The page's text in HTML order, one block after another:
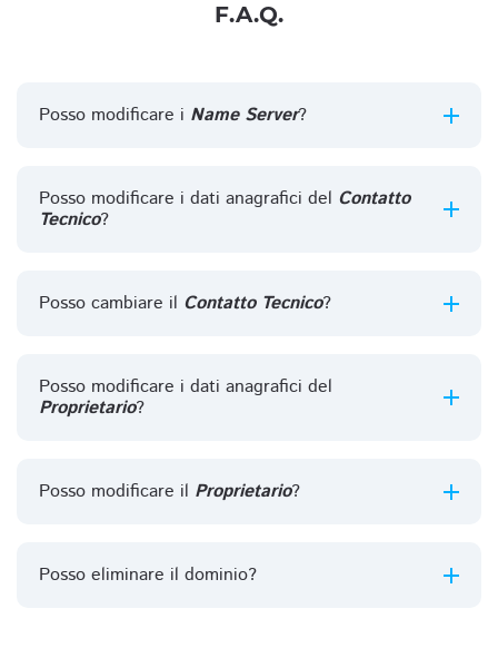
F.A.Q.
Posso modificare i Name Server?
Posso modificare i dati anagrafici del Contatto
Tecnico?
Posso cambiare il Contatto Tecnico?
Posso modificare i dati anagrafici del
Proprietario?
Posso modificare il Proprietario?
Posso eliminare il dominio?